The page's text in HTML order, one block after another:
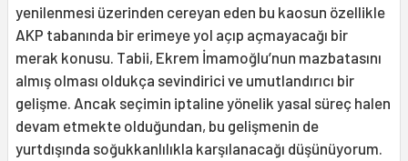
yenilenmesi üzerinden cereyan eden bu kaosun özellikle
AKP tabanında bir erimeye yol açıp açmayacağı bir
merak konusu. Tabii, Ekrem İmamoğlu’nun mazbatasını
almış olması oldukça sevindirici ve umutlandırıcı bir
gelişme. Ancak seçimin iptaline yönelik yasal süreç halen
devam etmekte olduğundan, bu gelişmenin de
yurtdışında soğukkanlılıkla karşılanacağı düşünüyorum.